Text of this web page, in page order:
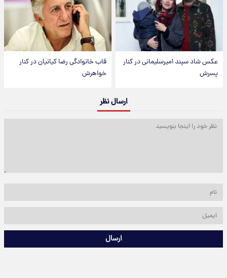
عکس شاد سپند امیرسلیمانی در کنار
پسرش
قاب خانوادگی رضا کیانیان در کنار
خواهرش
ارسال نظر
ارسال